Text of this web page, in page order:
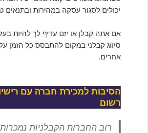
יכולים לסגור עסקה במהירות ובתנאים
אם אתה קבלן או יזם עדיף לך להיות
סיווג קבלני במקום להתבסס כל הזמן
אחרים.
הסיבות למכירת חברה עם
רשום
רוב החברות הקבלניות